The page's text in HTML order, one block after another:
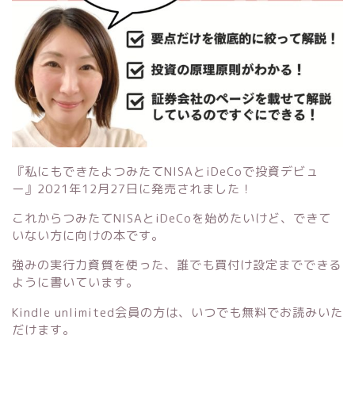
『私にもできたよつみたてNISAとiDeCoで投資デビュ
ー』 2021年12月27日に発売されました！
これからつみたてNISAとiDeCoを始めたいけど、できて
いない方に向けの本です。
強みの実行力資質を使った、誰でも買付け設定までできる
ように書いています。
Kindle unlimited会員の方は、いつでも無料でお読みいた
だけます。